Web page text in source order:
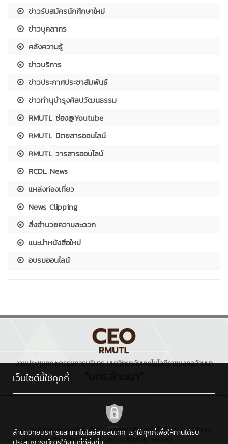
ข่าวรับสมัครนักศึกษาใหม่
ข่าวบุคลากร
คลังความรู้
ข่าวบริการ
ข่าวประกาศประชาสัมพันธ์
ข่าวทำนุบำรุงศิลปวัฒนธรรม
RMUTL ช่อง@Youtube
RMUTL นิตยสารออนไลน์
RMUTL วารสารออนไลน์
RCDL News
แหล่งท่องเที่ยว
News Clipping
สิ่งอำนวยความสะดวก
แนะนำหนังสือใหม่
อบรมออนไลน์
งานประชุมคณะกรรมการบริหาร มหาวิทยาลัยเทคโนโลยีราชมงคลล้านนา
งานประชุมคณะกรรมการบริหาร มหาวิทยาลัยเทคโนโลยีราชมงคลล้านนา
: 128 ถ.ห้วยแก้ว ต.ช้างเผือก อ.เมือง จ.เชียงใหม่ 50300
เว็บไซต์นี้ใช้คุกกี้
สำนักวิทยบริการและเทคโนโลยีสารสนเทศ เราใช้คุกกี้เพื่อให้ท่านได้รับ